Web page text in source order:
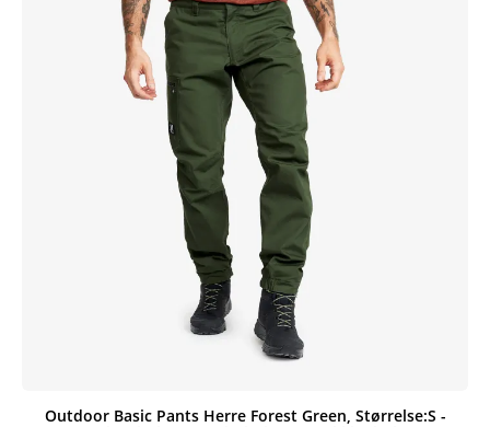
Outdoor Basic Pants Herre Forest Green, Størrelse:S -